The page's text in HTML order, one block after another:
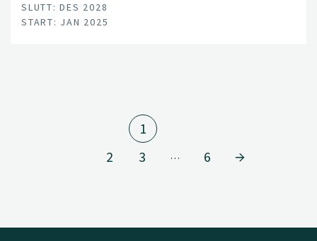
SLUTT: DES 2028
START: JAN 2025
1
2
3 … 6